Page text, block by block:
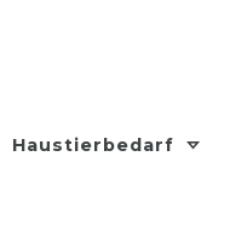
Haustierbedarf